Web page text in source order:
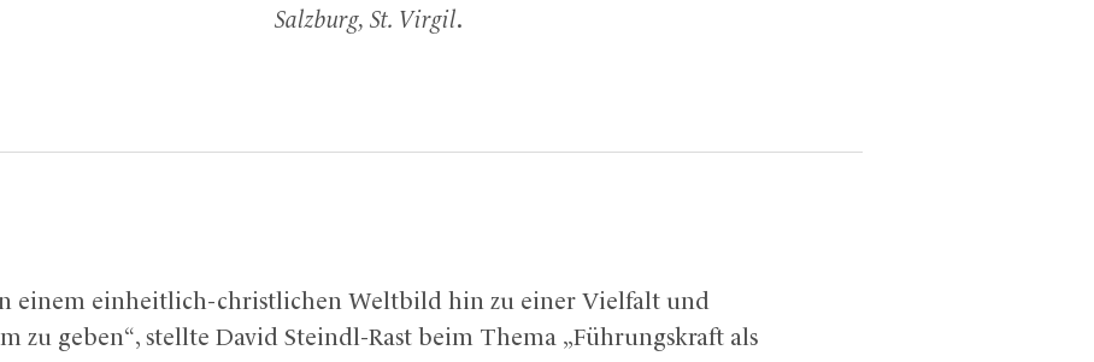
Salzburg, St. Virgil.
einem einheitlich-christlichen Weltbild hin zu einer Vielfalt und
zu geben“, stellte David Steindl-Rast beim Thema „Führungskraft als